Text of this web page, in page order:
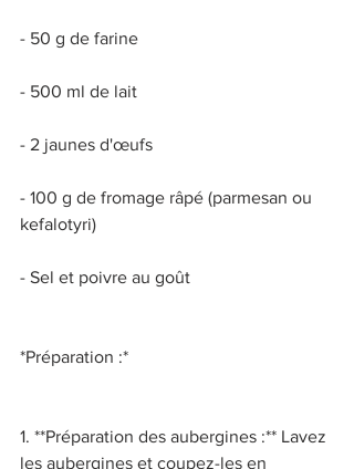
- 50 g de farine
- 500 ml de lait
- 2 jaunes d'œufs
- 100 g de fromage râpé (parmesan ou
kefalotyri)
- Sel et poivre au goût
*Préparation :*
1. **Préparation des aubergines :** Lavez
les aubergines et coupez-les en